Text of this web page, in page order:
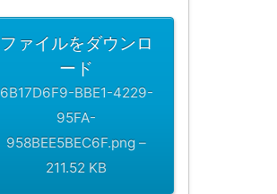
ファイルをダウンロ
ード
6B17D6F9-BBE1-4229-
95FA-
958BEE5BEC6F.png –
211.52 KB